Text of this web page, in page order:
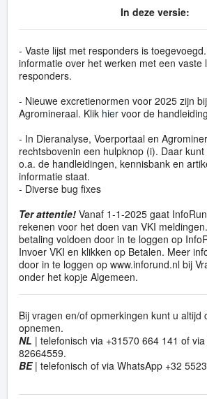
In deze versie:
- Vaste lijst met responders is
informatie over het werken met een vaste
responders.
- Nieuwe excretienormen voor 2025 zijn
Agromineraal. Klik hier voor de
- In Dieranalyse, Voerportaal en
rechtsbovenin een hulpknop (i). Daar
o.a. de handleidingen, kennisbank en
informatie staat.
- Diverse bug fixes
Ter attentie! Vanaf 1-1-2025 gaat
rekenen voor het doen van VKI
betaling voldoen door in te loggen op
Invoer VKI en klikken op Betalen. Meer
door in te loggen op www.inforund.nl bij
onder het kopje Algemeen.
Bij vragen en/of opmerkingen kunt u altijd
opnemen.
NL | telefonisch via +31570 664 141 of
82664559.
BE| telefonisch of via WhatsApp +32